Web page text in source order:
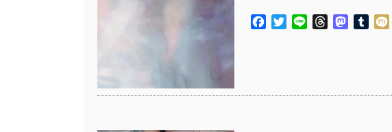
Facebook
TwitterLine ThreadsMastodon